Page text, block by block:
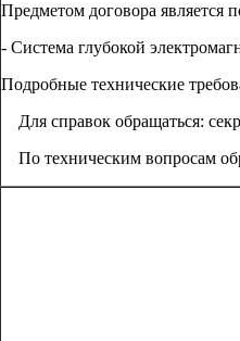
Предметом договора является
- Система глубокой
Подробные технические
Для справок обращаться:
По техническим вопросам